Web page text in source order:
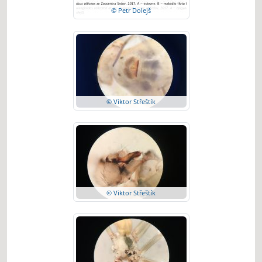
© Petr Dolejš
© Viktor Střeštík
© Viktor Střeštík